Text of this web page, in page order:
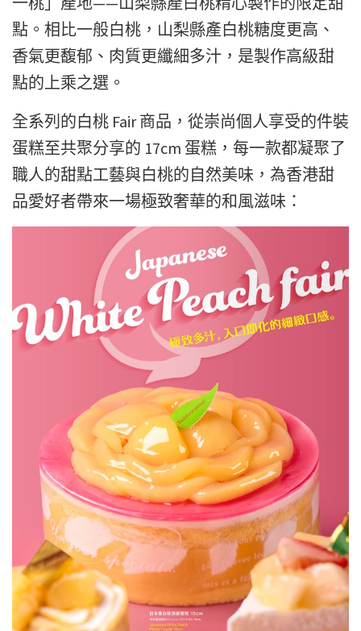
點。相比一般白桃，山梨縣產白桃糖度更高、
香氣更馥郁、肉質更纖細多汁，是製作高級甜
點的上乘之選。
全系列的白桃 Fair 商品，從崇尚個人享受的件裝
蛋糕至共聚分享的 17cm 蛋糕，每一款都凝聚了
職人的甜點工藝與白桃的自然美味，為香港甜
品愛好者帶來一場極致奢華的和風滋味：